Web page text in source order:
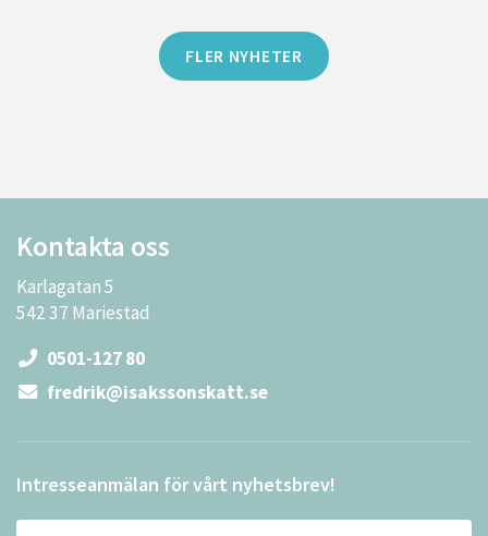
FLER NYHETER
Kontakta oss
Karlagatan 5
542 37 Mariestad
0501-127 80
fredrik@isakssonskatt.se
Intresseanmälan för vårt nyhetsbrev!